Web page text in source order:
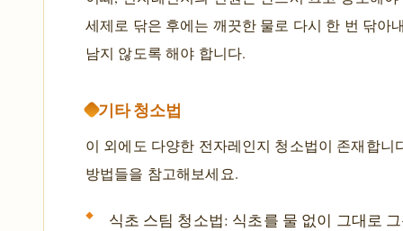
세제로 닦은 후에는 깨끗한 물로 다시 한 번 닦아
남지 않도록 해야 합니다.
기타 청소법
이 외에도 다양한 전자레인지 청소법이 존재합니
방법들을 참고해보세요.
식초 스팀 청소법: 식초를 물 없이 그대로